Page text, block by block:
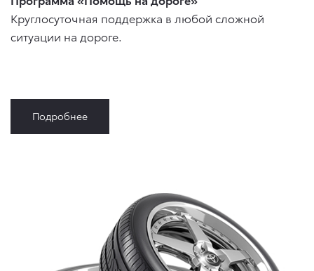
Круглосуточная поддержка в любой сложной
ситуации на дороге.
Подробнее